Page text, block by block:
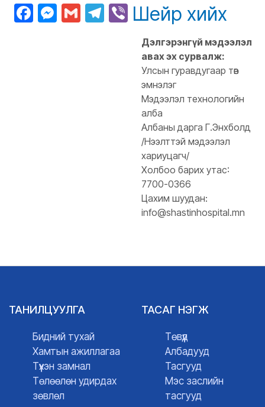
Facebook
Messenger
GmailTelegram
Viber
Шейр хийх
Дэлгэрэнгүй мэдээлэл
авах эх сурвалж:
Улсын гуравдугаар төв
эмнэлэг
Мэдээлэл технологийн
алба
Албаны дарга Г.Энхболд
/Нээлттэй мэдээлэл
хариуцагч/
Холбоо барих утас:
7700-0366
Цахим шуудан:
info@shastinhospital.mn
ТАНИЛЦУУЛГА
Бидний тухай
Хамтын ажиллагаа
Түүхэн замнал
Төлөөлөн удирдах
зөвлөл
ТАСАГ НЭГЖ
Төвүүд
Албадууд
Тасгууд
Мэс заслийн
тасгууд